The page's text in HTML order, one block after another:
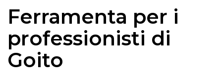
Ferramenta per i
professionisti di
Goito